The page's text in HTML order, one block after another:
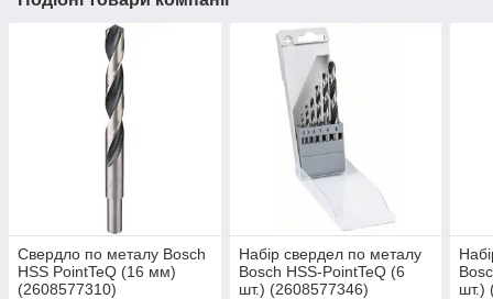
Свердло по металу Bosch
HSS PointTeQ (16 мм)
(2608577310)
Набір свердел по металу
Bosch HSS-PointTeQ (6
шт.) (2608577346)
шт.)